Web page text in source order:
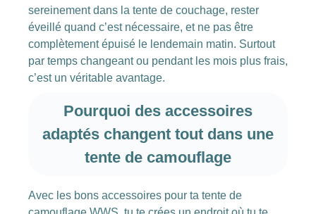
sereinement dans la tente de couchage, rester
éveillé quand c’est nécessaire, et ne pas être
complètement épuisé le lendemain matin. Surtout
par temps changeant ou pendant les mois plus frais,
c’est un véritable avantage.
Pourquoi des accessoires
adaptés changent tout dans une
tente de camouflage
Avec les bons accessoires pour ta tente de